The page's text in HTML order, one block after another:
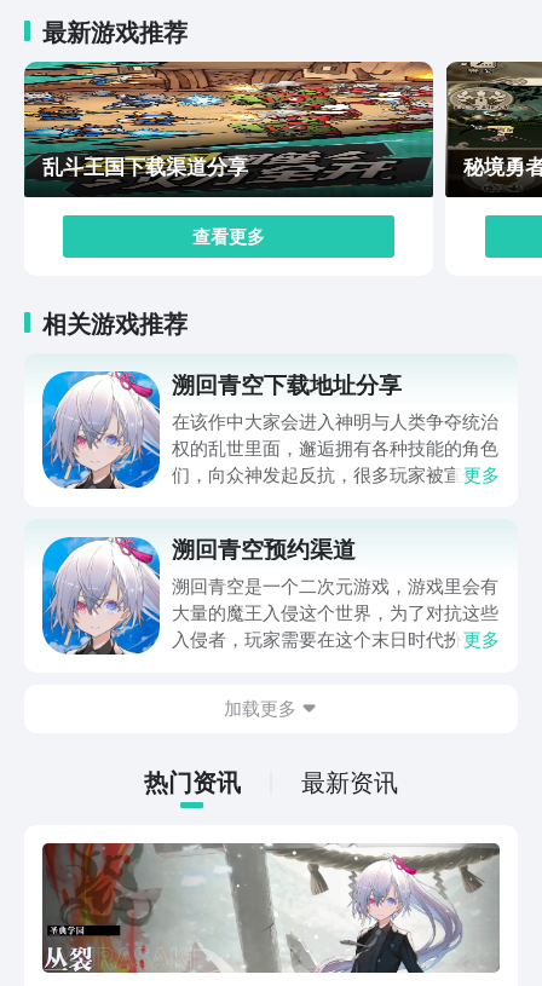
最新游戏推荐
乱斗王国下载渠道分享
查看更多
秘境勇
相关游戏推荐
溯回青空下载地址分享
在该作中大家会进入神明与人类争夺统治
权的乱世里面，邂逅拥有各种技能的角色
们，向众神发起反抗，很多玩家被宣传的
面就来分享下下载的链接，让大家能进入
这个奇幻世界展开一段独属于自己的冒
险。
更多
溯回青空预约渠道
溯回青空是一个二次元游戏，游戏里会有
大量的魔王入侵这个世界，为了对抗这些
入侵者，玩家需要在这个末日时代扮演魔
来，通过渠道玩家可以先行对游戏进行预
相应设定，感兴趣的都可以看下去，可以
通过这些内容率先对游戏有初步的了解。
更多
加载更多
热门资讯 最新资讯